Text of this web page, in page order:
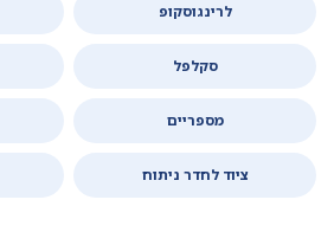
לרינגוסקופ
סקלפל
מספריים
ציוד לחדר ניתוח